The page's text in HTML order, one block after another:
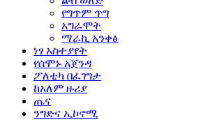
የግጥም ጥግ
አግራሞት
ማራኪ አንቀፅ
ነፃ አስተያየት
የሰሞኑ አጀንዳ
ፖለቲካ በፈገግታ
ከአለም ዙሪያ
ጤና
ንግድና ኢኮኖሚ